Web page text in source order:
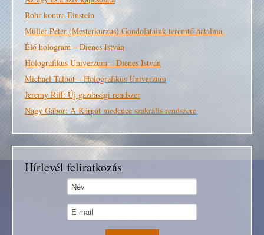
Bohr kontra Einstein
Müller Péter (Mesterkurzus) Gondolataink teremtő hatalma
Élő hologram – Dienes István
Holografikus Univerzum – Dienes István
Michael Talbot – Holografikus Univerzum
Jeremy Riff: Új gazdasági rendszer
Nagy Gábor: A Kárpát medence szakrális rendszere
Hírlevél feliratkozás